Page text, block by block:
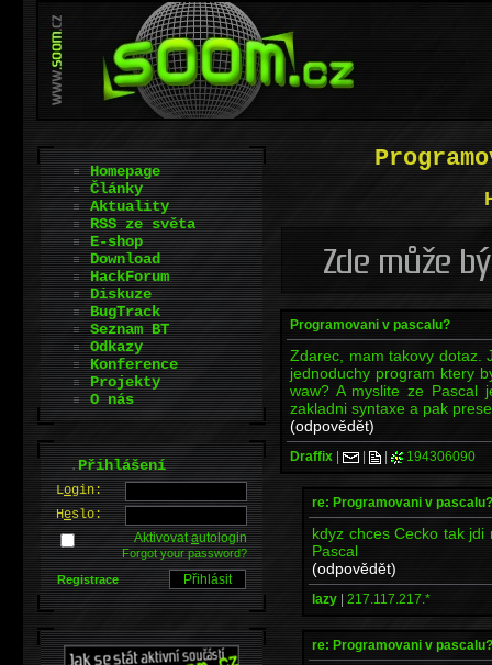
Programovani v pascalu?
Zdarec, mam takovy dotaz.
jednoduchy program ktery
waw? A myslite ze Pascal
zakladni syntaxe a pak
(odpovědět)
Draffix | | | 194306090
re: Programovani v pascalu?
kdyz chces Cecko tak
Pascal
(odpovědět)
lazy | 217.117.217.*
re: Programovani v pascalu?
Homepage
Články
Aktuality
RSS ze světa
E-shop
Download
HackForum
Diskuze
BugTrack
Seznam BT
Odkazy
Konference
Projekty
O nás
.Přihlášení
Login:
Heslo:
Aktivovatautologin
Forgot your password?
Registrace